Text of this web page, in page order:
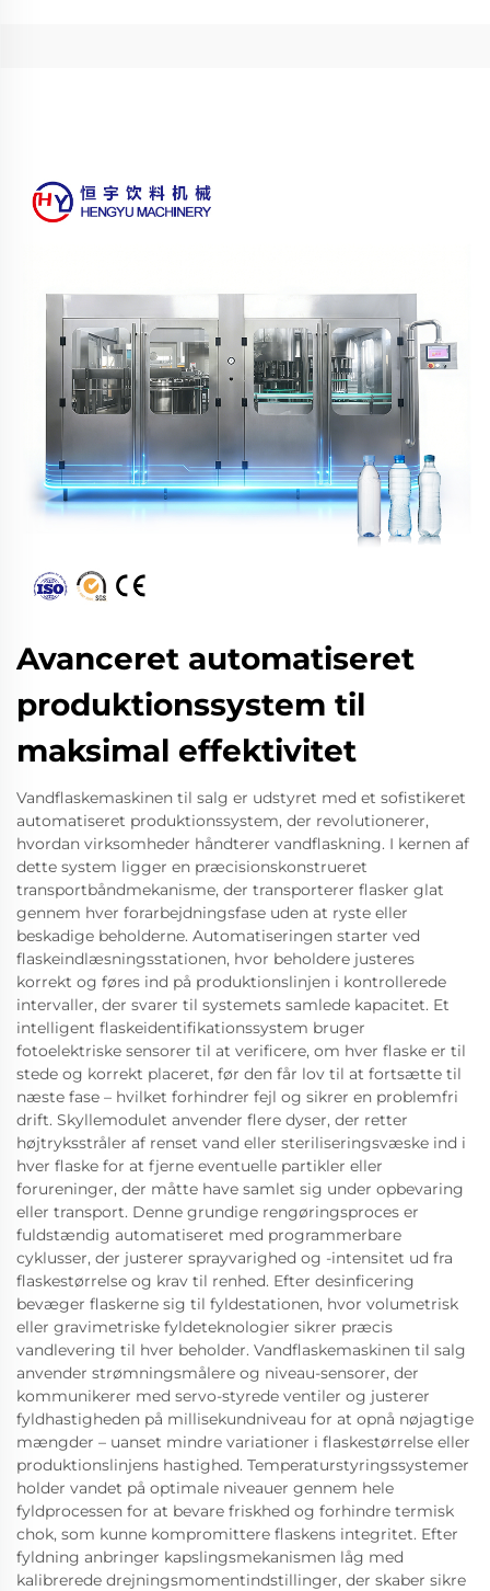
Avanceret automatiseret
produktionssystem til
maksimal effektivitet
Vandflaskemaskinen til salg er udstyret med et sofistikeret
automatiseret produktionssystem, der revolutionerer,
hvordan virksomheder håndterer vandflaskning. I kernen af
dette system ligger en præcisionskonstrueret
transportbåndmekanisme, der transporterer flasker glat
gennem hver forarbejdningsfase uden at ryste eller
beskadige beholderne. Automatiseringen starter ved
flaskeindlæsningsstationen, hvor beholdere justeres
korrekt og føres ind på produktionslinjen i kontrollerede
intervaller, der svarer til systemets samlede kapacitet. Et
intelligent flaskeidentifikationssystem bruger
fotoelektriske sensorer til at verificere, om hver flaske er til
stede og korrekt placeret, før den får lov til at fortsætte til
næste fase – hvilket forhindrer fejl og sikrer en problemfri
drift. Skyllemodulet anvender flere dyser, der retter
højtryksstråler af renset vand eller steriliseringsvæske ind i
hver flaske for at fjerne eventuelle partikler eller
forureninger, der måtte have samlet sig under opbevaring
eller transport. Denne grundige rengøringsproces er
fuldstændig automatiseret med programmerbare
cyklusser, der justerer sprayvarighed og -intensitet ud fra
flaskestørrelse og krav til renhed. Efter desinficering
bevæger flaskerne sig til fyldestationen, hvor volumetrisk
eller gravimetriske fyldeteknologier sikrer præcis
vandlevering til hver beholder. Vandflaskemaskinen til salg
anvender strømningsmålere og niveau-sensorer, der
kommunikerer med servo-styrede ventiler og justerer
fyldhastigheden på millisekundniveau for at opnå nøjagtige
mængder – uanset mindre variationer i flaskestørrelse eller
produktionslinjens hastighed. Temperaturstyringssystemer
holder vandet på optimale niveauer gennem hele
fyldprocessen for at bevare friskhed og forhindre termisk
chok, som kunne kompromittere flaskens integritet. Efter
fyldning anbringer kapslingsmekanismen låg med
kalibrerede drejningsmomentindstillinger, der skaber sikre